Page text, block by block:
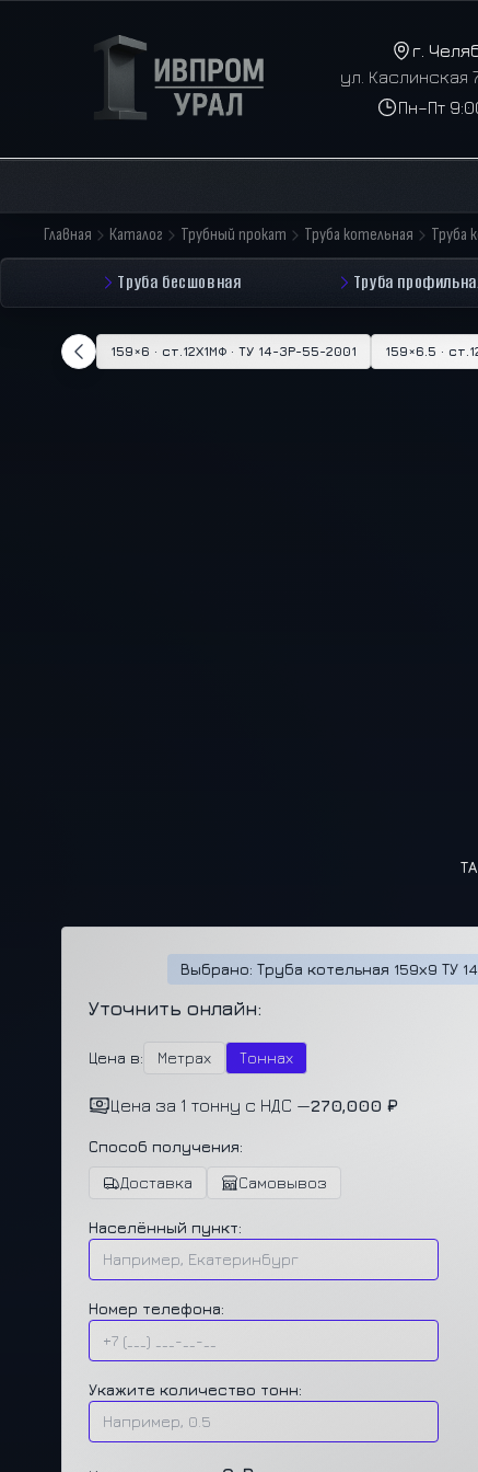
г.
ул. Каслинская
Пн–Пт
Главная Каталог Трубный прокат Труба котельная Труба
Труба бесшовная Труба
159×6 · ст.12Х1МФ · ТУ 14-3Р-55-2001 159×6.5 ·
Выбрано: Труба котельная 159х9 ТУ
Уточнить онлайн:
Цена в: Метрах Тоннах
Цена за 1 тонну с НДС —270,000 ₽
Способ получения:
Доставка
Самовывоз
Населённый пункт:
Номер телефона:
Укажите количество тонн: